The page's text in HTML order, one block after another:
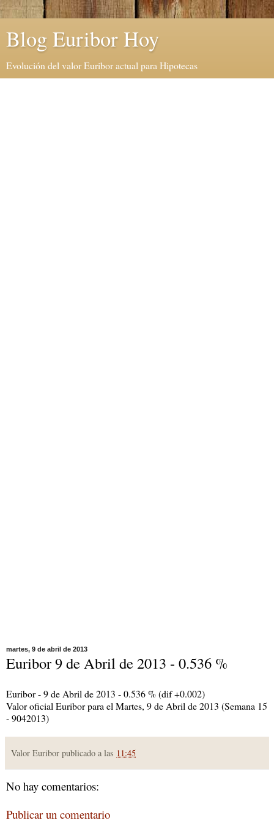
Blog Euribor Hoy
Evolución del valor Euribor actual para Hipotecas
martes, 9 de abril de 2013
Euribor 9 de Abril de 2013 - 0.536 %
Euribor - 9 de Abril de 2013 - 0.536 % (dif +0.002)
Valor oficial Euribor para el Martes, 9 de Abril de 2013 (Semana 15
- 9042013)
Valor Euribor publicado a las 11:45
No hay comentarios:
Publicar un comentario